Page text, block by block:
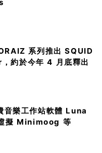
系列推出 SQUID
約於今年 4 月底釋出
音樂工作站軟體 Luna
擬 Minimoog 等